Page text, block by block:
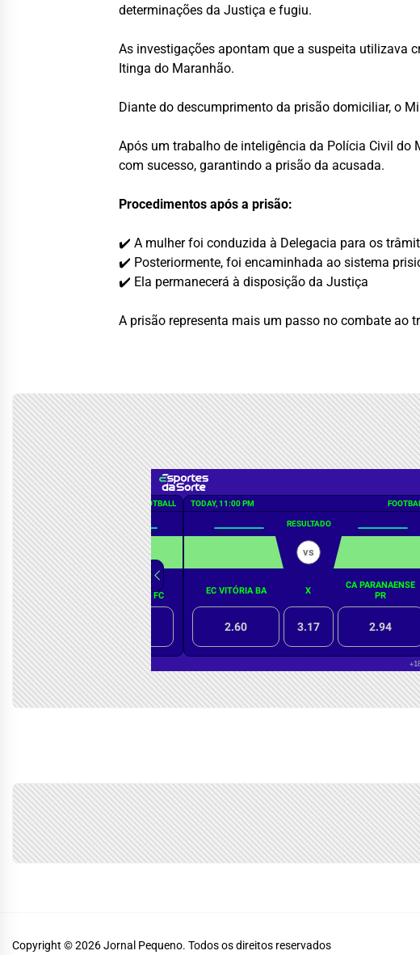
determinações da Justiça e fugiu.
As investigações apontam que a suspeita utilizava
Itinga do Maranhão.
Diante do descumprimento da prisão domiciliar, o
Após um trabalho de inteligência da Polícia Civil
com sucesso, garantindo a prisão da acusada.
Procedimentos após a prisão:
✔️ A mulher foi conduzida à Delegacia para os
✔️ Posteriormente, foi encaminhada ao sistema
✔️ Ela permanecerá à disposição da Justiça
A prisão representa mais um passo no combate ao
Copyright © 2026Jornal Pequeno. Todos os direitos reservados